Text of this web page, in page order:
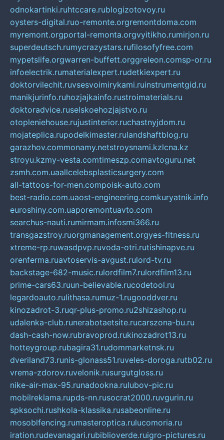
odnokartinki.ruhtccare.rublogizotovoy.ru
oysters-digital.ruo-remonte.orgremontdoma.com
myremont.orgportal-remonta.orgvyitikho.rumirjon.ru
superdeutsch.rumycrazystars.rufilosofyfree.com
mypetslife.orgwarren-buffett.orggreleon.comsp-or.ru
infoelectrik.rumaterialexpert.rudetkiexpert.ru
doktorvilechit.ruvsesvoimirykami.ruinstrumentgid.ru
manikjurinfo.ruhozjajkainfo.rustroimaterials.ru
doktoradvice.ruselskoehozjajstvo.ru
otopleniehouse.rujustinterior.ruchastnyjdom.ru
mojateplica.rupodelkimaster.rulandshaftblog.ru
garazhov.commonamy.netstroysnami.kzlcna.kz
stroyu.kzmy-vesta.comtimeszp.comavtoguru.net
zsmh.com.uaallcelebsplasticsurgery.com
all-tattoos-for-men.compoisk-auto.com
best-radio.com.uaost-engineering.comkuryatnik.info
euroshiny.com.uaporemontuavto.com
searchus-nauti.rumirmam.infosmi366.ru
transgazstroy.ruorgmanagement.orgyes-fitness.ru
xtreme-rp.ruwasdpvp.ruvoda-otri.rutishinapve.ru
orenferma.ruavtoservis-avgust.rulord-tv.ru
backstage-682-music.rulordfilm7.rulordfilm13.ru
prime-cars63.ruun-believable.rucodetool.ru
legardoauto.rulithasa.rumuz-1.rugooddver.ru
kinozadrot-3.ruqr-plus-promo.ru2shizashop.ru
udalenka-club.runerabotaetsite.rucarszona-bu.ru
dash-cash-now.rubravoprod.rukinozadrot13.ru
hotteygroup.rubagira31.rudommarketnsk.ru
dveriland73.runis-glonass51.ruveles-doroga.rutb02.ru
vrema-zdorov.ruvelonik.rusurgutgloss.ru
nike-air-max-95.runadookna.rulubov-pic.ru
mobilreklama.rupds-nn.rusocrat2000.ruvgurin.ru
spksochi.rushkola-klassika.rusabeonline.ru
mosoblfencing.rumasteroptica.rulucomoria.ru
iration.rudevanagari.rubiblioverde.ruigro-pictures.ru